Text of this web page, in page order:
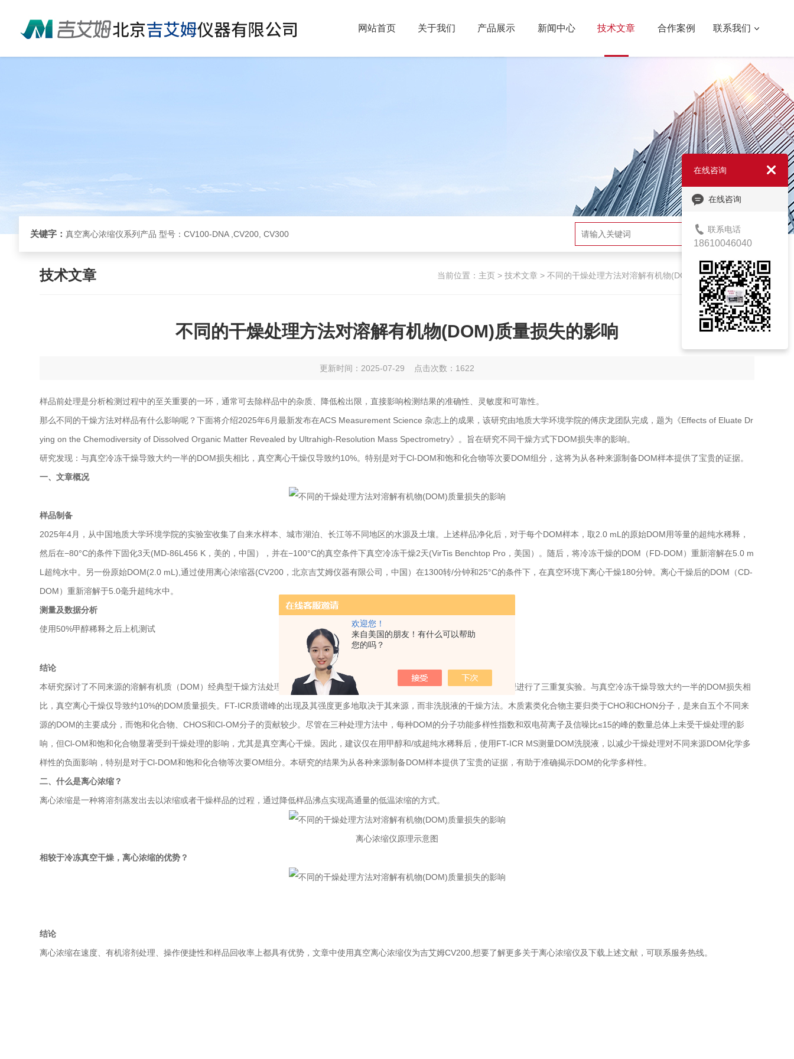
欢迎您！
来自美国的朋友！有什么可以帮助
您的吗？
网站首页 关于我们 产品展示 新闻中心 技术文章 合作案例 联系我们
关键字：真空离心浓缩仪系列产品 型号：CV100-DNA ,CV200, CV300 搜索
技术文章 当前位置： 主页> 技术文章> 不同的干燥处理方法对溶解有机物(DOM)质量损失的影响
不同的干燥处理方法对溶解有机物(DOM)质量损失的影响
更新时间：2025-07-29 点击次数：1622
样品前处理是分析检测过程中的至关重要的一环，通常可去除样品中的杂质、降低检出限，直接影响检测结果的准确性、灵敏度和可靠性。
那么不同的干燥方法对样品有什么影响呢？下面将介绍2025年6月最新发布在ACS Measurement Science 杂志上的成果，该研究由地质大学环境学院的傅庆龙团队完成，题为《Effects of Eluate Dr
ying on the Chemodiversity of Dissolved Organic Matter Revealed by Ultrahigh-Resolution Mass Spectrometry》。旨在研究不同干燥方式下DOM损失率的影响。
研究发现：与真空冷冻干燥导致大约一半的DOM损失相比，真空离心干燥仅导致约10%。特别是对于Cl-DOM和饱和化合物等次要DOM组分，这将为从各种来源制备DOM样本提供了宝贵的证据。
一、文章概况
样品制备
2025年4月，从中国地质大学环境学院的实验室收集了自来水样本、城市湖泊、长江等不同地区的水源及土壤。上述样品净化后，对于每个DOM样本，取2.0 mL的原始DOM用等量的超纯水稀释，
然后在−80°C的条件下固化3天(MD-86L456 K，美的，中国），并在−100°C的真空条件下真空冷冻干燥2天(VirTis Benchtop Pro，美国）。随后，将冷冻干燥的DOM（FD-DOM）重新溶解在5.0 m
L超纯水中。另一份原始DOM(2.0 mL),通过使用离心浓缩器(CV200，北京吉艾姆仪器有限公司，中国）在1300转/分钟和25°C的条件下，在真空环境下离心干燥180分钟。离心干燥后的DOM（CD-
DOM）重新溶解于5.0毫升超纯水中。
测量及数据分析
使用50%甲醇稀释之后上机测试
结论
本研究探讨了不同来源的溶解有机质（DOM）经典型干燥方法处理后，其化学多样性变化的影响。使用FT-ICR质谱技术对所有处理进行了三重复实验。与真空冷冻干燥导致大约一半的DOM损失相
比，真空离心干燥仅导致约10%的DOM质量损失。FT-ICR质谱峰的出现及其强度更多地取决于其来源，而非洗脱液的干燥方法。木质素类化合物主要归类于CHO和CHON分子，是来自五个不同来
源的DOM的主要成分，而饱和化合物、CHOS和Cl-OM分子的贡献较少。尽管在三种处理方法中，每种DOM的分子功能多样性指数和双电荷离子及信噪比≤15的峰的数量总体上未受干燥处理的影
响，但Cl-OM和饱和化合物显著受到干燥处理的影响，尤其是真空离心干燥。因此，建议仅在用甲醇和/或超纯水稀释后，使用FT-ICR MS测量DOM洗脱液，以减少干燥处理对不同来源DOM化学多
样性的负面影响，特别是对于Cl-DOM和饱和化合物等次要OM组分。本研究的结果为从各种来源制备DOM样本提供了宝贵的证据，有助于准确揭示DOM的化学多样性。
二、什么是离心浓缩？
离心浓缩是一种将溶剂蒸发出去以浓缩或者干燥样品的过程，通过降低样品沸点实现高通量的低温浓缩的方式。
离心浓缩仪原理示意图
相较于冷冻真空干燥，离心浓缩的优势？
结论
离心浓缩在速度、有机溶剂处理、操作便捷性和样品回收率上都具有优势，文章中使用真空离心浓缩仪为吉艾姆CV200,想要了解更多关于离心浓缩仪及下载上述文献，可联系服务热线。
在线咨询
在线咨询
联系电话
18610046040